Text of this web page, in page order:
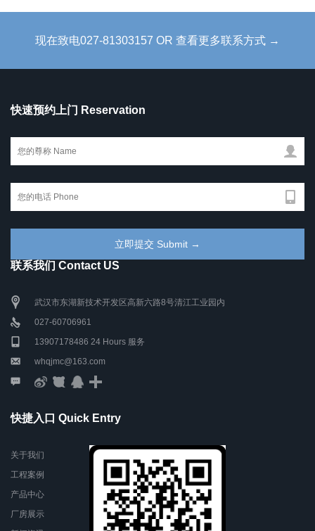
现在致电027-81303157 OR 查看更多联系方式 →
快速预约上门 Reservation
联系我们 Contact US
武汉市东湖新技术开发区高新六路8号清江工业园内
027-60706961
13907178486 24 Hours 服务
whqjmc@163.com
快捷入口 Quick Entry
关于我们
工程案例
产品中心
厂房展示